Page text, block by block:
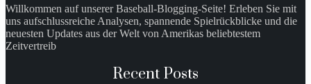
Willkommen auf unserer Baseball-Blogging-Seite! Erleben Sie mit
uns aufschlussreiche Analysen, spannende Spielrückblicke und die
neuesten Updates aus der Welt von Amerikas beliebtestem
Zeitvertreib
Recent Posts